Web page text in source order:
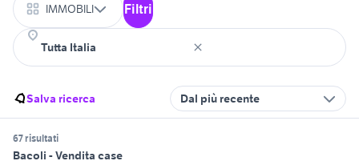
IMMOBILI Filtri
Salva ricerca Dal più recente
67 risultati
Bacoli - Vendita case